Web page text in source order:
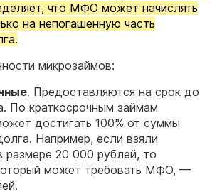
что МФО может начислять
на непогашенную часть
микрозаймов:
. Предоставляются на срок до
По краткосрочным займам
достигать 100% от суммы
Например, если взяли
размере 20 000 рублей, то
может требовать МФО, —